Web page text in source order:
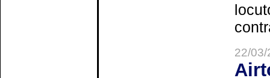
22/